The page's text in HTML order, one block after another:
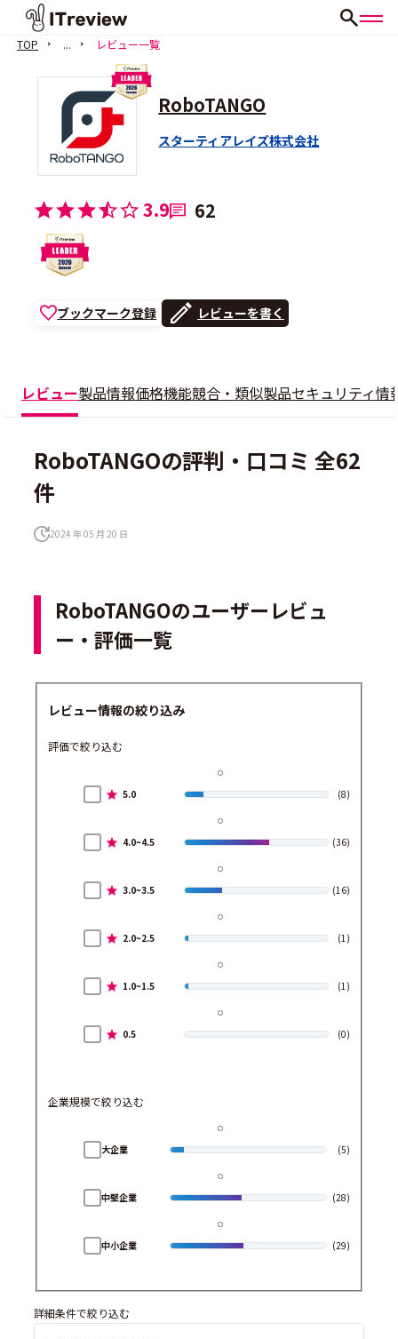
TOP ... レビュー一覧
RoboTANGO
スターティアレイズ株式会社
3.9 62
ブックマーク登録 レビューを書く
レビュー製品情報価格機能競合・類似製品セキュリティ情
RoboTANGOの評判・口コミ 全62
件
2024 年 05 月 20 日
RoboTANGOのユーザーレビュ
ー・評価一覧
レビュー情報の絞り込み
評価で絞り込む
5.0 (8)
4.0~4.5 (36)
3.0~3.5 (16)
2.0~2.5 (1)
1.0~1.5 (1)
0.5 (0)
企業規模で絞り込む
大企業 (5)
中堅企業 (28)
中小企業 (29)
詳細条件で絞り込む